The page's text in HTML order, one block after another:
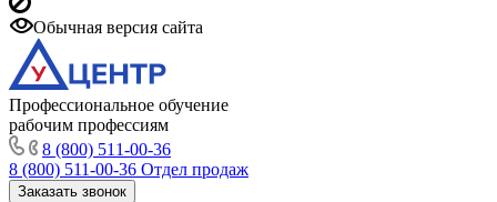
Обычная версия сайта
Профессиональное обучение
рабочим профессиям
8 (800) 511-00-36
8 (800) 511-00-36 Отдел продаж
Заказать звонок